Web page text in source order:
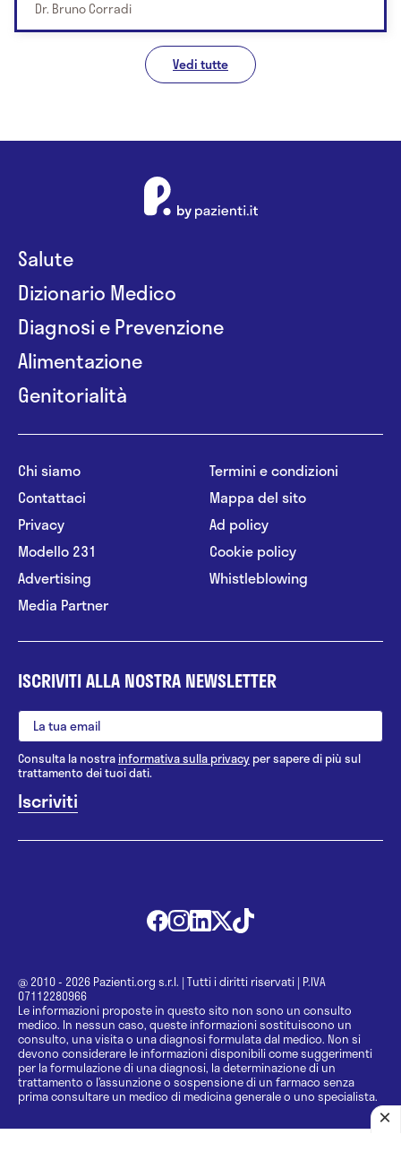
Dr. Bruno Corradi
Vedi tutte
Salute
Dizionario Medico
Diagnosi e Prevenzione
Alimentazione
Genitorialità
Chi siamo
Contattaci
Privacy
Modello 231
Advertising
Media Partner
Termini e condizioni
Mappa del sito
Ad policy
Cookie policy
Whistleblowing
ISCRIVITI ALLA NOSTRA NEWSLETTER
Consulta la nostrainformativa sulla privacy per sapere di più sul
trattamento dei tuoi dati.
@ 2010 - 2026 Pazienti.org s.r.l. | Tutti i diritti riservati | P.IVA
07112280966
Le informazioni proposte in questo sito non sono un consulto
medico. In nessun caso, queste informazioni sostituiscono un
consulto, una visita o una diagnosi formulata dal medico. Non si
devono considerare le informazioni disponibili come suggerimenti
per la formulazione di una diagnosi, la determinazione di un
trattamento o l’assunzione o sospensione di un farmaco senza
prima consultare un medico di medicina generale o uno specialista.